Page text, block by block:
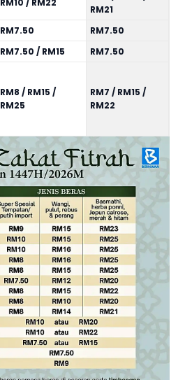
RM21
RM7.50
RM7.50
RM7.50 / RM15
RM7.50
RM8 / RM15 /
RM25
RM7 / RM15 /
RM22